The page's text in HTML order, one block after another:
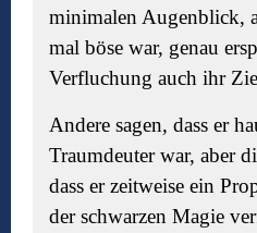
minimalen Augenblick,
mal böse war, genau
Verfluchung auch ihr
Andere sagen, dass er
Traumdeuter war, aber
dass er zeitweise ein
der schwarzen Magie